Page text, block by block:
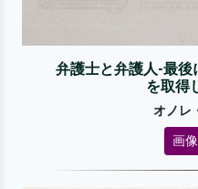
弁護士と弁護人-最
を取得
オノレ
画